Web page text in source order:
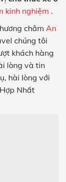
kinh nghiệm .
châm An
chúng tôi
khách hàng
lòng và tin
hài lòng với
Nhất